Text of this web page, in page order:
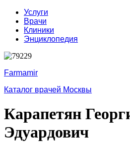
Услуги
Врачи
Клиники
Энциклопедия
Farmamir
Каталог врачей Москвы
Карапетян
Эдуардович